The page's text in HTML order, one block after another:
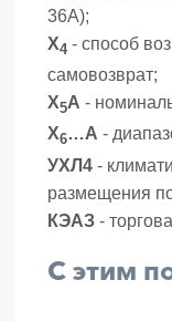
36А);
Х4 - способ
самовозврат;
Х5А -
Х6…А -
УХЛ4 -
размещения
КЭАЗ -
С этим